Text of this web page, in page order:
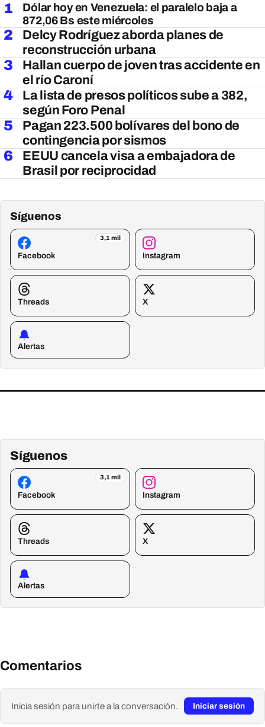
1
Dólar hoy en Venezuela: el paralelo baja a
872,06 Bs este miércoles
2
Delcy Rodríguez aborda planes de
reconstrucción urbana
3
Hallan cuerpo de joven tras accidente en
el río Caroní
4
La lista de presos políticos sube a 382,
según Foro Penal
5
Pagan 223.500 bolívares del bono de
contingencia por sismos
6
EEUU cancela visa a embajadora de
Brasil por reciprocidad
Síguenos
3,1 mil
Facebook Instagram
Threads X
Alertas
Síguenos
3,1 mil
Facebook Instagram
Threads X
Alertas
Comentarios
Inicia sesión para unirte a la conversación. Iniciar sesión